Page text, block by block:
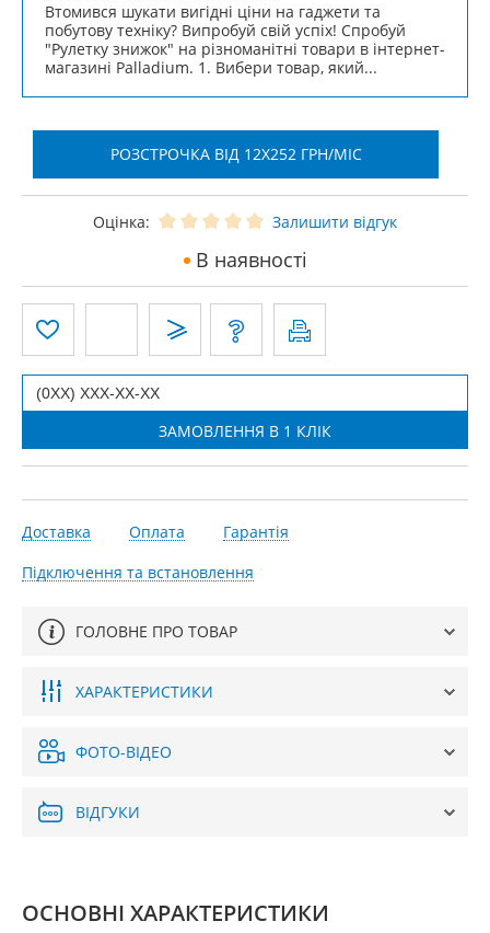
Втомився шукати вигідні ціни на гаджети та
побутову техніку? Випробуй свій успіх! Спробуй
"Рулетку знижок" на різноманітні товари в інтернет-
магазині Palladium. 1. Вибери товар, який...
РОЗСТРОЧКА ВІД 12X252 ГРН/МІС
Оцінка: Залишити відгук
В наявності
Доставка Оплата
Гарантія
Підключення та встановлення
ГОЛОВНЕ ПРО ТОВАР
ХАРАКТЕРИСТИКИ
ФОТО-ВІДЕО
ВІДГУКИ
ОСНОВНІ ХАРАКТЕРИСТИКИ